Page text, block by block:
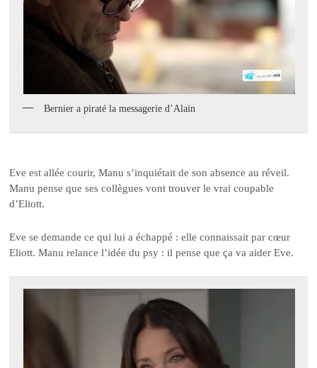
Bernier a piraté la messagerie d’Alain
Eve est allée courir, Manu s’inquiétait de son absence au réveil.
Manu pense que ses collègues vont trouver le vrai coupable
d’Eliott.
Eve se demande ce qui lui a échappé : elle connaissait par cœur
Eliott. Manu relance l’idée du psy : il pense que ça va aider Eve.